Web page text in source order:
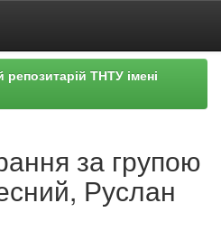
репозитарій ТНТУ імені
за групою
Руслан